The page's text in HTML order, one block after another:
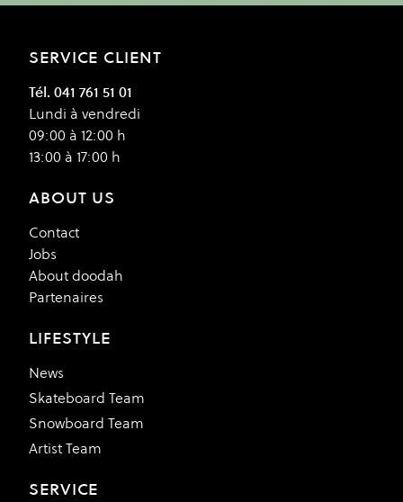
SERVICE CLIENT
Tél. 041 761 51 01
Lundi à vendredi
09:00 à 12:00 h
13:00 à 17:00 h
ABOUT US
Contact
Jobs
About doodah
Partenaires
LIFESTYLE
News
Skateboard Team
Snowboard Team
Artist Team
SERVICE